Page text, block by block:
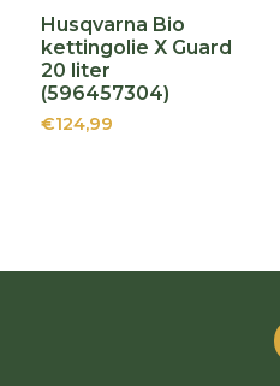
Husqvarna Bio
kettingolie X Guard
20 liter
(596457304)
€124,99